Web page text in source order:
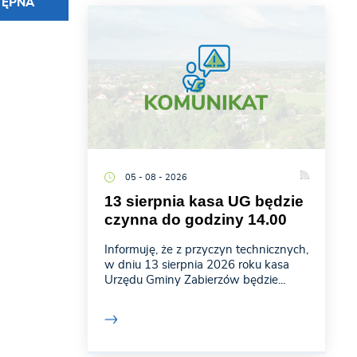
05 - 08 - 2026
13 sierpnia kasa UG będzie
czynna do godziny 14.00
Informuję, że z przyczyn technicznych,
w dniu 13 sierpnia 2026 roku kasa
Urzędu Gminy Zabierzów będzie...